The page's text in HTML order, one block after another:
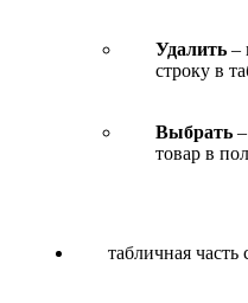
Удалить –
строку в
Выбрать
товар в
табличная